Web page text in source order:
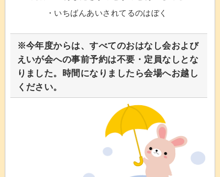
・いちばんあいされてるのはぼく
※今年度からは、すべてのおはなし会および
えいが会への事前予約は不要・定員なしとな
りました。時間になりましたら会場へお越し
ください。